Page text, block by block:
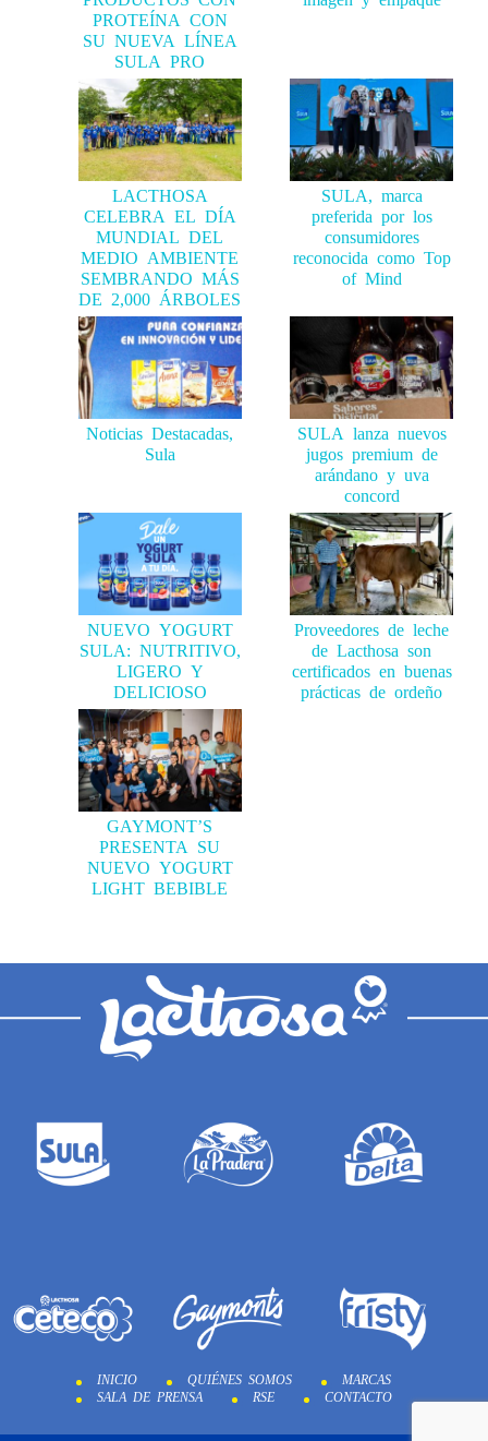
PROTEÍNA CON
SU NUEVA LÍNEA
SULA PRO
LACTHOSA
CELEBRA EL DÍA
MUNDIAL DEL
MEDIO AMBIENTE
SEMBRANDO MÁS
DE 2,000 ÁRBOLES
SULA, marca
preferida por los
consumidores
reconocida como Top
of Mind
Noticias Destacadas,
Sula
SULA lanza nuevos
jugos premium de
arándano y uva
concord
NUEVO YOGURT
SULA: NUTRITIVO,
LIGERO Y
DELICIOSO
Proveedores de leche
de Lacthosa son
certificados en buenas
prácticas de ordeño
GAYMONT’S
PRESENTA SU
NUEVO YOGURT
LIGHT BEBIBLE
QUIÉNES SOMOS
SALA DE PRENSA
CONTACTO